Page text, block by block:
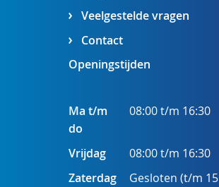
Veelgestelde vragen
Contact
Openingstijden
Ma t/m
do
08:00 t/m 16:30
Vrijdag
08:00 t/m 16:30
Zaterdag
Gesloten (t/m 15